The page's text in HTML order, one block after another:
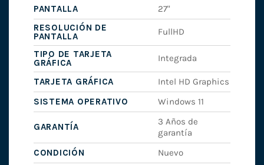
PANTALLA
27"
RESOLUCIÓN DE
PANTALLA
FullHD
TIPO DE TARJETA
GRÁFICA
Integrada
TARJETA GRÁFICA
Intel HD Graphics
SISTEMA OPERATIVO
Windows 11
GARANTÍA
3 Años de
garantía
CONDICIÓN
Nuevo